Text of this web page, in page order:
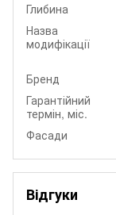
Глибина
Назва
модифікації
Бренд
Гарантійний
термін, міс.
Фасади
Відгуки